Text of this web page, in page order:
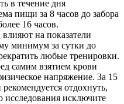
в течение дня
пищи за 8 часов до забора
16 часов.
на показатели
минимум за сутки до
любые тренировки.
самим взятием крови
напряжение. За 15
отдохнуть,
исследования исключите